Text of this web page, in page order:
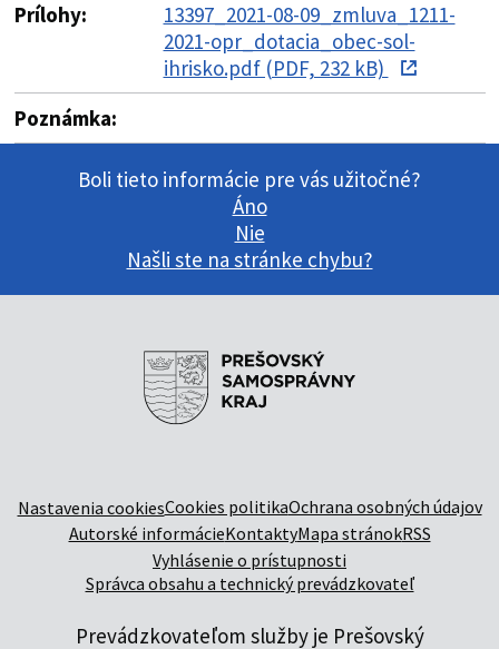
Prílohy:
13397_2021-08-09_zmluva_1211-
2021-opr_dotacia_obec-sol-
ihrisko.pdf (PDF, 232 kB)
Poznámka:
Boli tieto informácie pre vás užitočné?
Áno
Nie
Našli ste na stránke chybu?
Nastavenia cookiesCookies politikaOchrana osobných údajov
Autorské informácieKontaktyMapa stránokRSS
Vyhlásenie o prístupnosti
Správca obsahu a technický prevádzkovateľ
Prevádzkovateľom služby je Prešovský